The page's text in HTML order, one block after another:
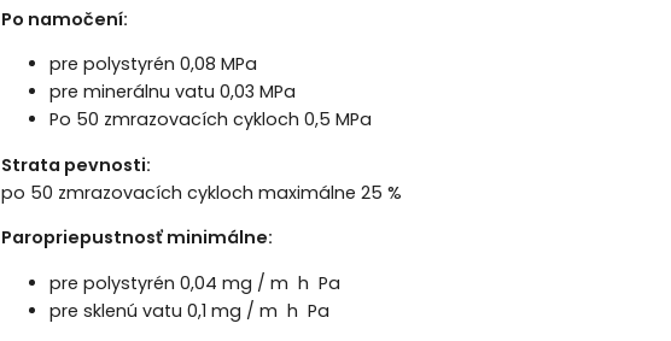
Po namočení:
pre polystyrén 0,08 MPa
pre minerálnu vatu 0,03 MPa
Po 50 zmrazovacích cykloch 0,5 MPa
Strata pevnosti:
po 50 zmrazovacích cykloch maximálne 25 %
Paropriepustnosť minimálne:
pre polystyrén 0,04 mg / m  h  Pa
pre sklenú vatu 0,1 mg / m  h  Pa